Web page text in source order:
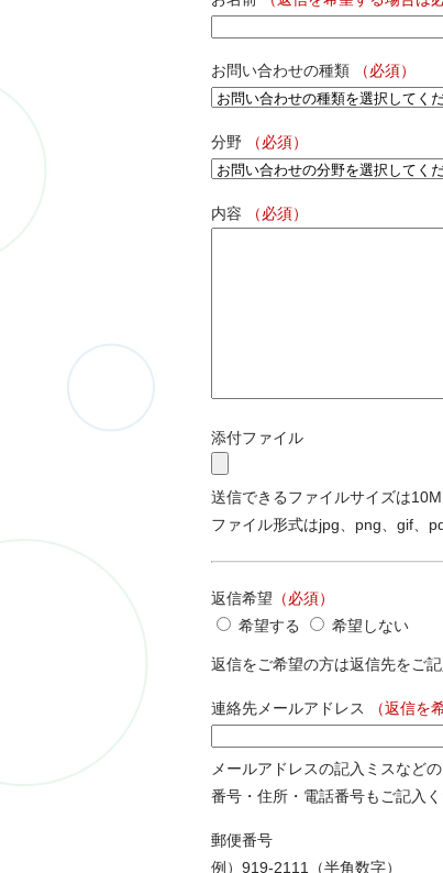
お問い合わせの種類 （必須）
分野 （必須）
内容 （必須）
添付ファイル
送信できるファイルサイズは
ファイル形式はjpg、png、gif、
返信希望 （必須）
希望する
希望しない
返信をご希望の方は返信先をご記
連絡先メールアドレス （返信を
メールアドレスの記入ミスなど
番号・住所・電話番号もご記入
郵便番号
例）919-2111（半角数字）